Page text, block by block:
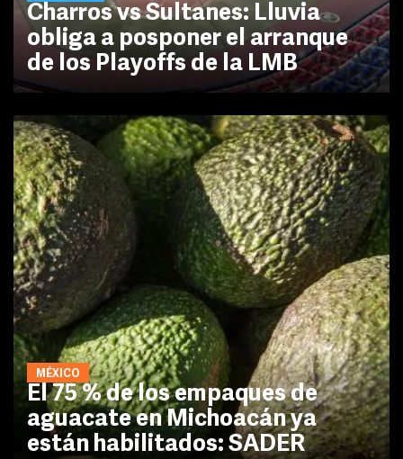
Charros vs Sultanes: Lluvia
obliga a posponer el arranque
de los Playoffs de la LMB
MÉXICO
El 75 % de los empaques de
aguacate en Michoacán ya
están habilitados: SADER